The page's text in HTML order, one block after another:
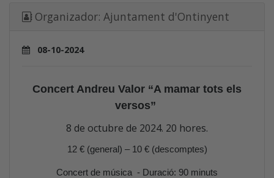
Organizador: Ajuntament d'Ontinyent
08-10-2024
Concert Andreu Valor “A mamar tots els
versos”
8 de octubre de 2024. 20 hores.
12 € (general) – 10 € (descomptes)
Concert de música - Duració: 90 minuts